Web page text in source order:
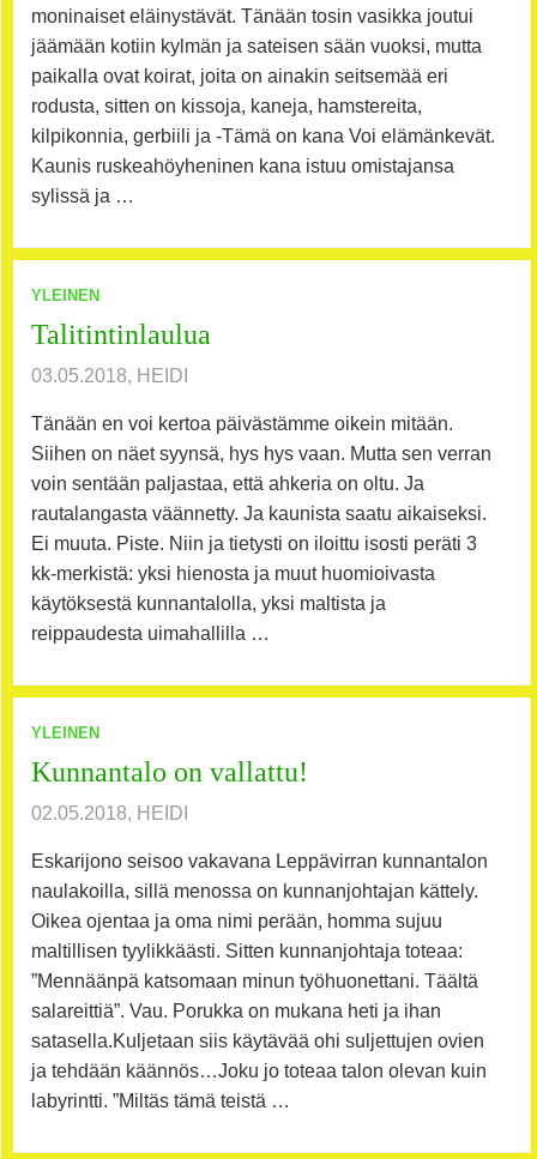
moninaiset eläinystävät. Tänään tosin vasikka joutui
jäämään kotiin kylmän ja sateisen sään vuoksi, mutta
paikalla ovat koirat, joita on ainakin seitsemää eri
rodusta, sitten on kissoja, kaneja, hamstereita,
kilpikonnia, gerbiili ja -Tämä on kana Voi elämänkevät.
Kaunis ruskeahöyheninen kana istuu omistajansa
sylissä ja …
YLEINEN
Talitintinlaulua
03.05.2018, HEIDI
Tänään en voi kertoa päivästämme oikein mitään.
Siihen on näet syynsä, hys hys vaan. Mutta sen verran
voin sentään paljastaa, että ahkeria on oltu. Ja
rautalangasta väännetty. Ja kaunista saatu aikaiseksi.
Ei muuta. Piste. Niin ja tietysti on iloittu isosti peräti 3
kk-merkistä: yksi hienosta ja muut huomioivasta
käytöksestä kunnantalolla, yksi maltista ja
reippaudesta uimahallilla …
YLEINEN
Kunnantalo on vallattu!
02.05.2018, HEIDI
Eskarijono seisoo vakavana Leppävirran kunnantalon
naulakoilla, sillä menossa on kunnanjohtajan kättely.
Oikea ojentaa ja oma nimi perään, homma sujuu
maltillisen tyylikkäästi. Sitten kunnanjohtaja toteaa:
”Mennäänpä katsomaan minun työhuonettani. Täältä
salareittiä”. Vau. Porukka on mukana heti ja ihan
satasella.Kuljetaan siis käytävää ohi suljettujen ovien
ja tehdään käännös…Joku jo toteaa talon olevan kuin
labyrintti. ”Miltäs tämä teistä …